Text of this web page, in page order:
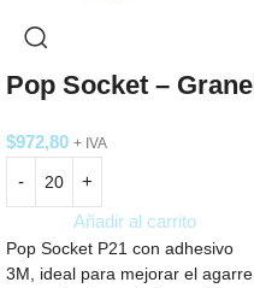
Pop Socket – Granel
$972,80 + IVA
Añadir al carrito
Pop Socket P21 con adhesivo
3M, ideal para mejorar el agarre